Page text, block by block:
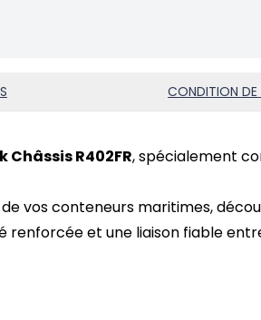
CONDITION DE
Châssis R402FR, spécialement
vos conteneurs maritimes,
et une liaison fiable